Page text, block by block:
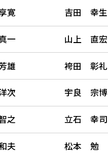
寛 吉田 幸生
一 山上 直宏
雄 袴田 彰礼
次 宇良 宗博
之 立石 幸司
夫 松本 勉